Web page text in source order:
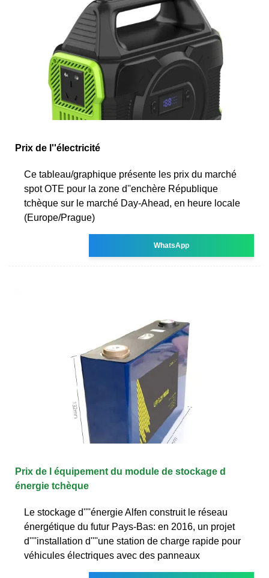
Prix de l''électricité
Ce tableau/graphique présente les prix du marché
spot OTE pour la zone d''enchère République
tchèque sur le marché Day-Ahead, en heure locale
(Europe/Prague)
WhatsApp
Prix de l équipement du module de stockage d
énergie tchèque
Le stockage d''''énergie Alfen construit le réseau
énergétique du futur Pays-Bas: en 2016, un projet
d''''installation d''''une station de charge rapide pour
véhicules électriques avec des panneaux